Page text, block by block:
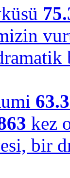
kez
bir